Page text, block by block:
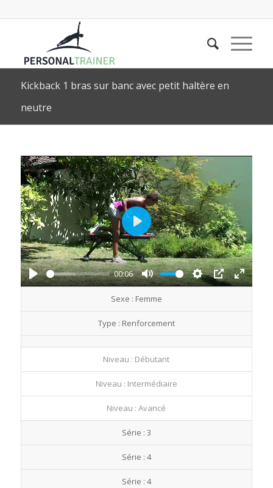
Kickback 1 bras sur banc avec petit haltère en
neutre
Play
00:06
Mute
Settings
PIP
Enter
Play
Sexe : Femme
Type : Renforcement
Niveau : Débutant
Niveau : Intermédiaire
Niveau : Avancé
Série : 3
Série : 4
Série : 4